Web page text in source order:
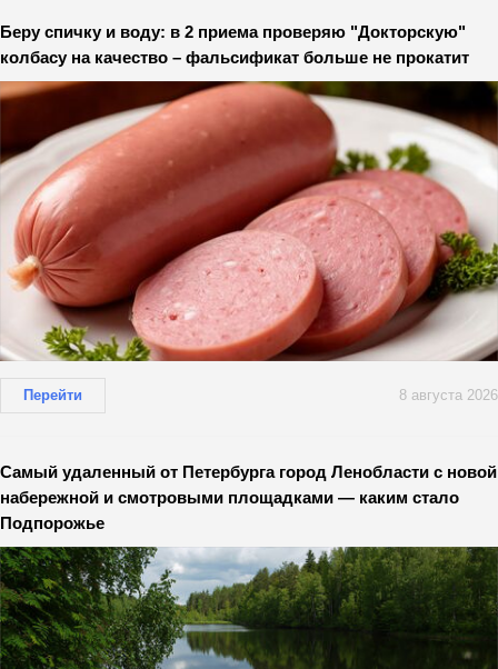
Беру спичку и воду: в 2 приема проверяю "Докторскую"
колбасу на качество – фальсификат больше не прокатит
Перейти 8 августа 2026
Самый удаленный от Петербурга город Ленобласти с новой
набережной и смотровыми площадками — каким стало
Подпорожье